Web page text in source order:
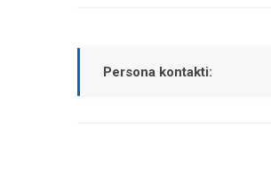
Persona kontakti: